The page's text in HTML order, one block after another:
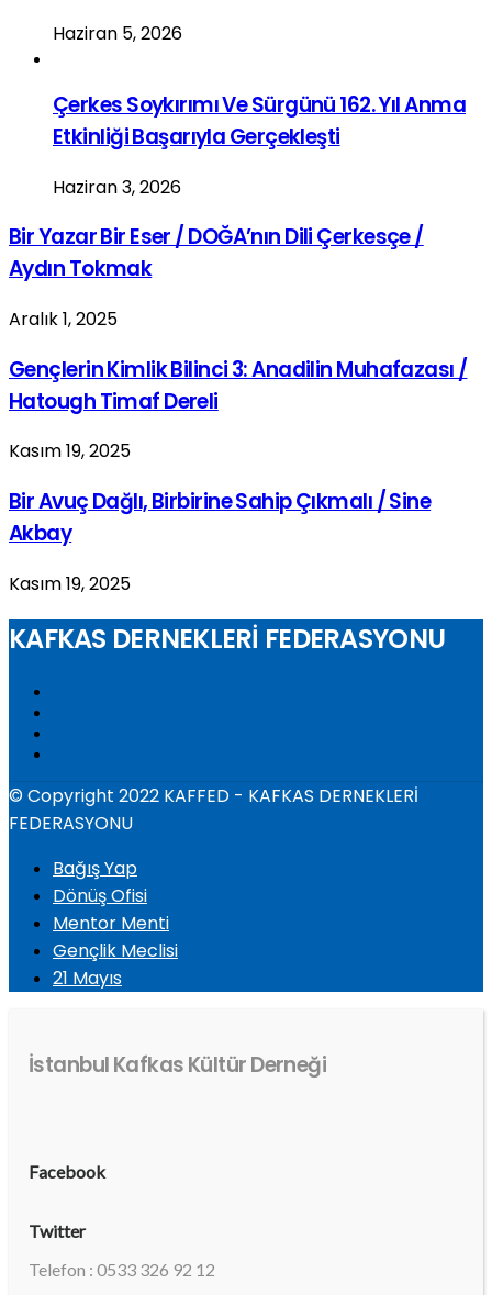
Haziran 5, 2026
Çerkes Soykırımı Ve Sürgünü 162. Yıl Anma
Etkinliği Başarıyla Gerçekleşti
Haziran 3, 2026
Bir Yazar Bir Eser / DOĞA’nın Dili Çerkesçe /
Aydın Tokmak
Aralık 1, 2025
Gençlerin Kimlik Bilinci 3: Anadilin Muhafazası /
Hatough Timaf Dereli
Kasım 19, 2025
Bir Avuç Dağlı, Birbirine Sahip Çıkmalı / Sine
Akbay
Kasım 19, 2025
KAFKAS DERNEKLERİ FEDERASYONU
© Copyright 2022 KAFFED - KAFKAS DERNEKLERİ
FEDERASYONU
Bağış Yap
Dönüş Ofisi
Mentor Menti
Gençlik Meclisi
21 Mayıs
İstanbul Kafkas Kültür Derneği
Facebook
Twitter
Telefon : 0533 326 92 12